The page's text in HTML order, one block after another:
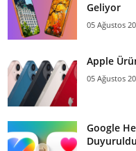
Geliyor
05 Ağustos
Apple
05 Ağustos
Google
Duyuruldu